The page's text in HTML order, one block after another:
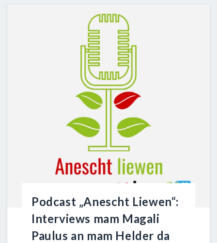
Podcast „Anescht Liewen“:
Interviews mam Magali
Paulus an mam Helder da